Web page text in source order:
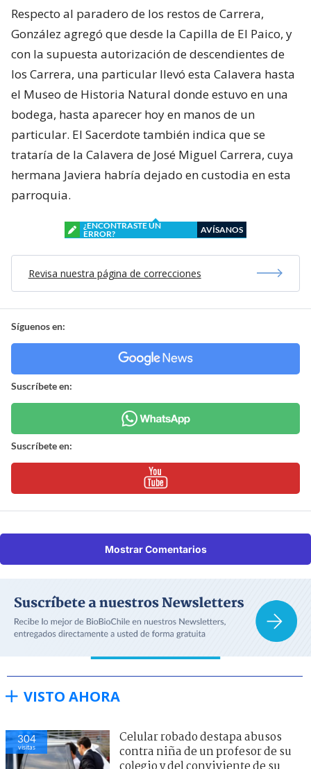
Respecto al paradero de los restos de Carrera,
González agregó que desde la Capilla de El Paico, y
con la supuesta autorización de descendientes de
los Carrera, una particular llevó esta Calavera hasta
el Museo de Historia Natural donde estuvo en una
bodega, hasta aparecer hoy en manos de un
particular. El Sacerdote también indica que se
trataría de la Calavera de José Miguel Carrera, cuya
hermana Javiera habría dejado en custodia en esta
parroquia.
¿ENCONTRASTE UN
ERROR?
AVÍSANOS
Revisa nuestra página de correcciones
Síguenos en:
Suscríbete en:
Suscríbete en:
Mostrar Comentarios
VISTO AHORA
304
visitas
Celular robado destapa abusos
contra niña de un profesor de su